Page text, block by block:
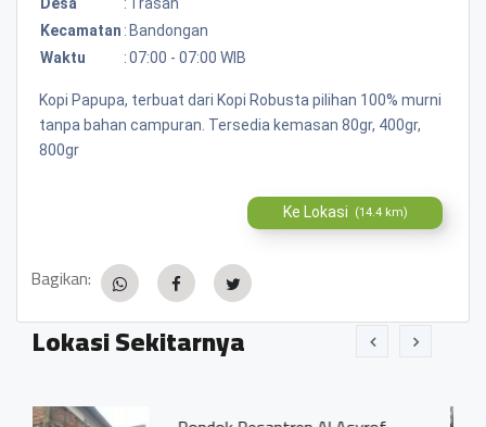
Kecamatan : Bandongan
Waktu
:07:00 - 07:00 WIB
Kopi Papupa, terbuat dari Kopi Robusta pilihan 100% murni
tanpa bahan campuran. Tersedia kemasan 80gr, 400gr,
800gr
Ke Lokasi (14.4 km)
Bagikan:
Lokasi Sekitarnya